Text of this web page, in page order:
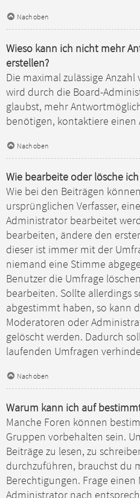
Nach oben
Wieso kann ich nicht mehr
erstellen?
Die maximal zulässige
wird durch die Board-
glaubst, mehr
benötigen, kontaktiere einen
Nach oben
Wie bearbeite oder lösche
Wie bei den Beiträgen
ursprünglichen Verfasser,
Administrator bearbeitet
bearbeiten, ändere den
dieser ist immer mit der
niemand eine Stimme
Benutzer die Umfrage
bearbeiten. Sollte allerdings
abgestimmt haben, so kann
Moderatoren oder
gelöscht werden. Dadurch
laufenden Umfragen
Nach oben
Warum kann ich auf
Manche Foren können
Gruppen vorbehalten sein.
Beiträge zu lesen, zu
durchzuführen, brauchst du
Berechtigungen. Frage
Administrator nach